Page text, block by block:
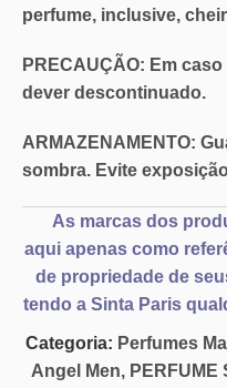
perfume, inclusive,
PRECAUÇÃO: Em
dever descontinuado.
ARMAZENAMENTO:
sombra. Evite
As marcas dos
aqui apenas como
de propriedade de
tendo a Sinta Paris
Categoria: Perfumes
Angel Men, PERFUME